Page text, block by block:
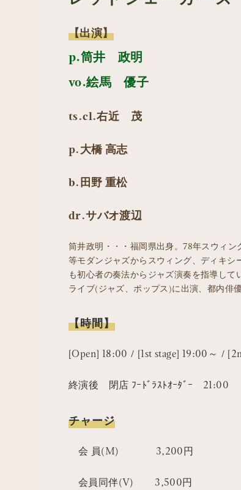
【出演】
p.筒井 政明
vo.絵馬 優子
ts.cl.右近 茂
p.大橋 高志
b.田野 重松
dr.サバオ渡辺
筒井政明・・・福岡県出身。78年スウィン
等モダンジャズからスウィング、ディキ
も初心者の奏法からジャズ演奏を指導し
ライブ(ジャズ、ポップス)に出演、都内俳
【時間】
[Open] 18:00 / [1st stage] 19:00～ /
終演後 閉店 ﾌｰﾄﾞﾗｽﾄｵｰﾀﾞｰ 21:00
チャージ
会 員(M) 3,200円
会員同伴(V) 3,500円